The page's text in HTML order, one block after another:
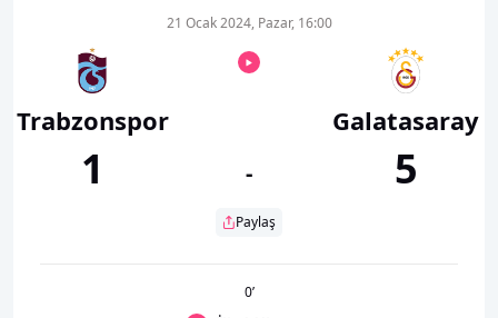
Trabzonspor
1
21 Ocak 2024, Pazar, 16:00
-
Paylaş
Galatasaray
5
0’